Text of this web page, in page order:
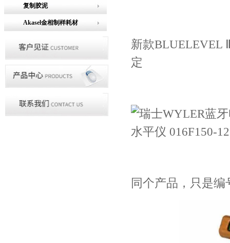
复制胶泥
Akasel金相制样耗材
新款BLUELEVEL
定
同个产品，只是